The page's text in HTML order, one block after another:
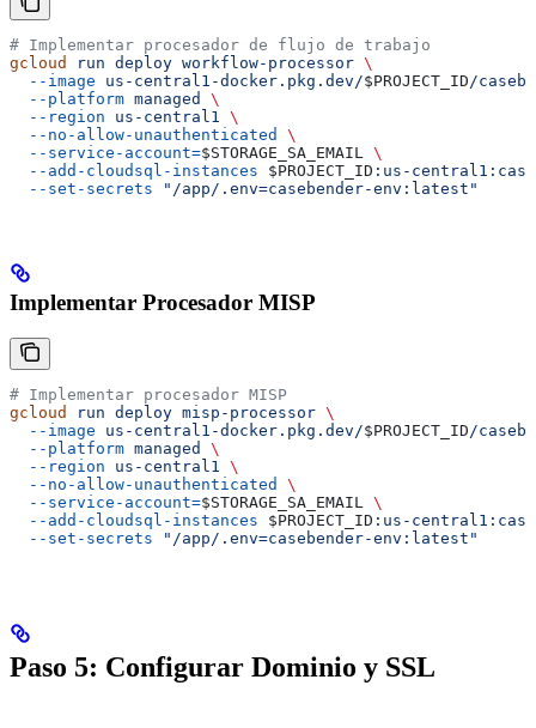
# Implementar procesador de flujo de trabajo
gcloud
run deploy workflow-processor \
  --image
us-central1-docker.pkg.dev/$PROJECT_ID/
  --platform
managed
\
  --region
us-central1 \
  --no-allow-unauthenticated
\
  --service-account=
$STORAGE_SA_EMAIL \
  --add-cloudsql-instances
$PROJECT_ID :us-
  --set-secrets
"/app/.env=casebender-env:latest"
Implementar Procesador MISP
# Implementar procesador MISP
gcloud
run deploy misp-processor \
  --image
us-central1-docker.pkg.dev/$PROJECT_ID/
  --platform
managed
\
  --region
us-central1 \
  --no-allow-unauthenticated
\
  --service-account=
$STORAGE_SA_EMAIL \
  --add-cloudsql-instances
$PROJECT_ID :us-
  --set-secrets
"/app/.env=casebender-env:latest"
Paso 5: Configurar Dominio y SSL